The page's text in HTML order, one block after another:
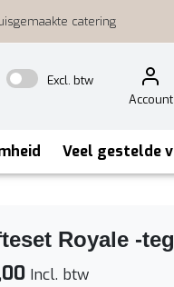
catering
Excl. btw
Account
Veel gestelde
Royale -
Incl. btw